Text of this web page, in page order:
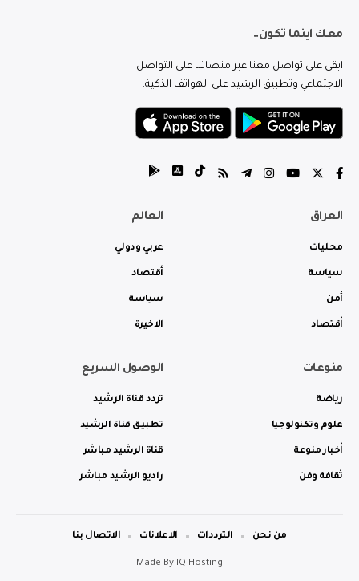
معك اينما تكون..
ابقى على تواصل معنا عبر منصاتنا على التواصل
الاجتماعي وتطبيق الرشيد على الهواتف الذكية.
العراق
محليات
سياسة
أمن
أقتصاد
العالم
عربي ودولي
أقتصاد
سياسة
الاخيرة
منوعات
رياضة
علوم وتكنولوجيا
أخبار منوعة
ثقافة وفن
الوصول السريع
تردد قناة الرشيد
تطبيق قناة الرشيد
قناة الرشيد مباشر
راديو الرشيد مباشر
Made By IQ Hosting
من نحن الترددات الاعلانات الاتصال بنا